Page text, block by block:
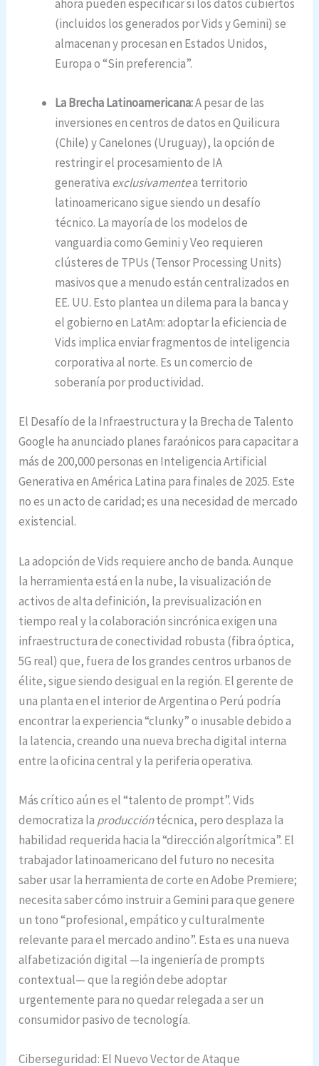
ahora pueden especificar si los datos cubiertos
(incluidos los generados por Vids y Gemini) se
almacenan y procesan en Estados Unidos,
Europa o “Sin preferencia”.
La Brecha Latinoamericana:A pesar de las
inversiones en centros de datos en Quilicura
(Chile) y Canelones (Uruguay), la opción de
restringir el procesamiento de IA
generativa exclusivamentea territorio
latinoamericano sigue siendo un desafío
técnico. La mayoría de los modelos de
vanguardia como Gemini y Veo requieren
clústeres de TPUs (Tensor Processing Units)
masivos que a menudo están centralizados en
EE. UU. Esto plantea un dilema para la banca y
el gobierno en LatAm: adoptar la eficiencia de
Vids implica enviar fragmentos de inteligencia
corporativa al norte. Es un comercio de
soberanía por productividad.
El Desafío de la Infraestructura y la Brecha de Talento
Google ha anunciado planes faraónicos para capacitar a
más de 200,000 personas en Inteligencia Artificial
Generativa en América Latina para finales de 2025. Este
no es un acto de caridad; es una necesidad de mercado
existencial.
La adopción de Vids requiere ancho de banda. Aunque
la herramienta está en la nube, la visualización de
activos de alta definición, la previsualización en
tiempo real y la colaboración sincrónica exigen una
infraestructura de conectividad robusta (fibra óptica,
5G real) que, fuera de los grandes centros urbanos de
élite, sigue siendo desigual en la región. El gerente de
una planta en el interior de Argentina o Perú podría
encontrar la experiencia “clunky” o inusable debido a
la latencia, creando una nueva brecha digital interna
entre la oficina central y la periferia operativa.
Más crítico aún es el “talento de prompt”. Vids
democratiza la produccióntécnica, pero desplaza la
habilidad requerida hacia la “dirección algorítmica”. El
trabajador latinoamericano del futuro no necesita
saber usar la herramienta de corte en Adobe Premiere;
necesita saber cómo instruir a Gemini para que genere
un tono “profesional, empático y culturalmente
relevante para el mercado andino”. Esta es una nueva
alfabetización digital —la ingeniería de prompts
contextual— que la región debe adoptar
urgentemente para no quedar relegada a ser un
consumidor pasivo de tecnología.
Ciberseguridad: El Nuevo Vector de Ataque